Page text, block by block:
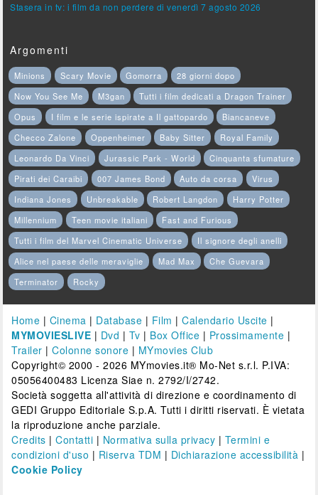
Stasera in tv: i film da non perdere di venerdì 7 agosto 2026
Argomenti
Minions Scary Movie Gomorra
28 giorni dopo
Now You See Me
M3gan
Tutti i film dedicati a Dragon Trainer
Opus
I film e le serie ispirate a Il gattopardo
Biancaneve
Checco Zalone
Oppenheimer Baby Sitter
Royal Family
Leonardo Da Vinci
Jurassic Park - World
Cinquanta sfumature
Pirati dei Caraibi
007 James Bond Auto da corsa
Virus
Indiana Jones
Unbreakable Robert Langdon
Harry Potter
Millennium
Teen movie italiani
Fast and Furious
Tutti i film del Marvel Cinematic Universe
Il signore degli anelli
Alice nel paese delle meraviglie
Mad Max
Che Guevara
Terminator
Rocky
Home | Cinema | Database | Film |Calendario Uscite |
MYMOVIESLIVE | Dvd | Tv | Box Office | Prossimamente |
Trailer |Colonne sonore | MYmovies Club
Copyright© 2000 - 2026 MYmovies.it® Mo-Net s.r.l. P.IVA:
05056400483 Licenza Siae n. 2792/I/2742.
Società soggetta all'attività di direzione e coordinamento di
GEDI Gruppo Editoriale S.p.A. Tutti i diritti riservati. È vietata
la riproduzione anche parziale.
Credits |Contatti | Normativa sulla privacy | Termini e
condizioni d'uso | Riserva TDM | Dichiarazione accessibilità |
Cookie Policy